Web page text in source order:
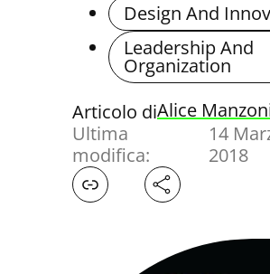
Design And
Leadership And
Organization
Articolo diAlice
Ultima
modifica:
14
2018